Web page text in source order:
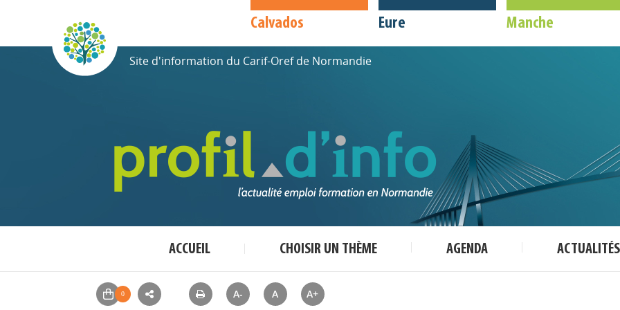
Calvados Eure Manche
Site d'information du Carif-Oref de Normandie
ACCUEIL CHOISIR UN THÈME AGENDA ACTUALITÉS
A- A A+